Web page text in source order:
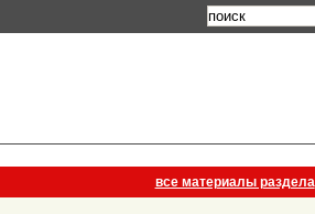
все материалы раздела